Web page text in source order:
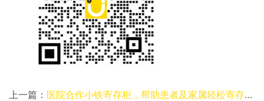
上一篇： 医院合作小铁寄存柜，帮助患者及家属轻松寄存物品